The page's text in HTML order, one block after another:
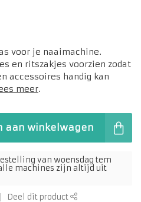
voor je naaimachine.
en ritszakjes voorzien zodat
accessoires handig kan
meer.
aan winkelwagen
van woensdag tem
machines zijn altijd uit
Deel dit product